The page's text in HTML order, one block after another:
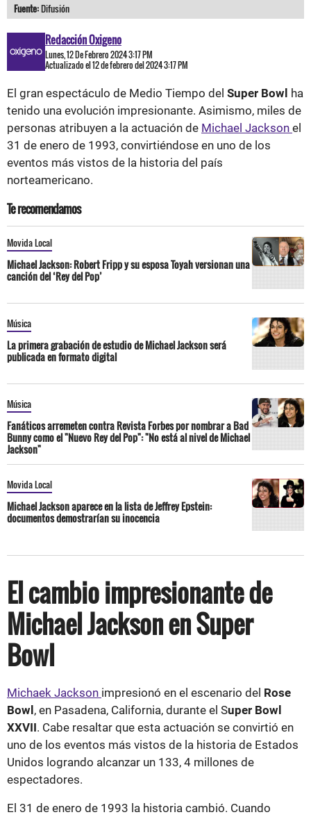
Fuente:Difusión
Redacción Oxigeno
Lunes, 12 De Febrero 2024 3:17 PM
Actualizado el 12 de febrero del 2024 3:17 PM
El gran espectáculo de Medio Tiempo del Super Bowl ha
tenido una evolución impresionante. Asimismo, miles de
personas atribuyen a la actuación de Michael Jackson el
31 de enero de 1993, convirtiéndose en uno de los
eventos más vistos de la historia del país
norteamericano.
Te recomendamos
Movida Local
Michael Jackson: Robert Fripp y su esposa Toyah versionan una
canción del ‘Rey del Pop’
Música
La primera grabación de estudio de Michael Jackson será
publicada en formato digital
Música
Fanáticos arremeten contra Revista Forbes por nombrar a Bad
Bunny como el "Nuevo Rey del Pop": "No está al nivel de Michael
Jackson"
Movida Local
Michael Jackson aparece en la lista de Jeffrey Epstein:
documentos demostrarían su inocencia
El cambio impresionante de
Michael Jackson en Super
Bowl
Michaek Jackson impresionó en el escenario del Rose
Bowl, en Pasadena, California, durante el Super Bowl
XXVII. Cabe resaltar que esta actuación se convirtió en
uno de los eventos más vistos de la historia de Estados
Unidos logrando alcanzar un 133, 4 millones de
espectadores.
El 31 de enero de 1993 la historia cambió. Cuando